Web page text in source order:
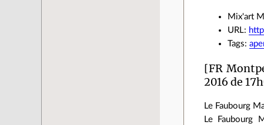
Mix'art
URL:
Tags:
[FR
2016 de
Le Faubourg
Le Faubourg